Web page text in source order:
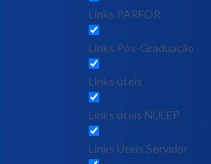
Links PARFOR
Links Pós-Graduação
Links úteis
Links úteis NULEP
Links Úteis Servidor